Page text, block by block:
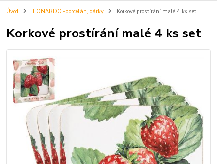
Úvod LEONARDO -porcelán, dárky Korkové prostírání malé 4 ks set
Korkové prostírání malé 4 ks set